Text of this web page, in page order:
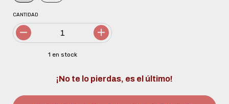
CANTIDAD
1 en stock
¡No te lo pierdas, es el último!